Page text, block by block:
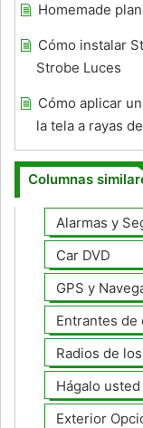
Homemade
Cómo instalar
Strobe Luces
Cómo aplicar
la tela a rayas
Columnas
Alarmas y
Car DVD
GPS y
Entrantes de
Radios de los
Hágalo usted
Exterior